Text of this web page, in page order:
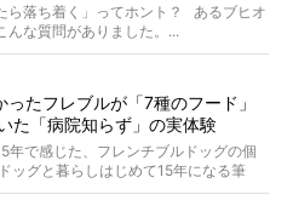
ら落ち着く」ってホント？ あるブヒオ
んな質問がありました。...
たフレブルが「7種のフード」
た「病院知らず」の実体験
年で感じた、フレンチブルドッグの個
ッグと暮らしはじめて15年になる筆